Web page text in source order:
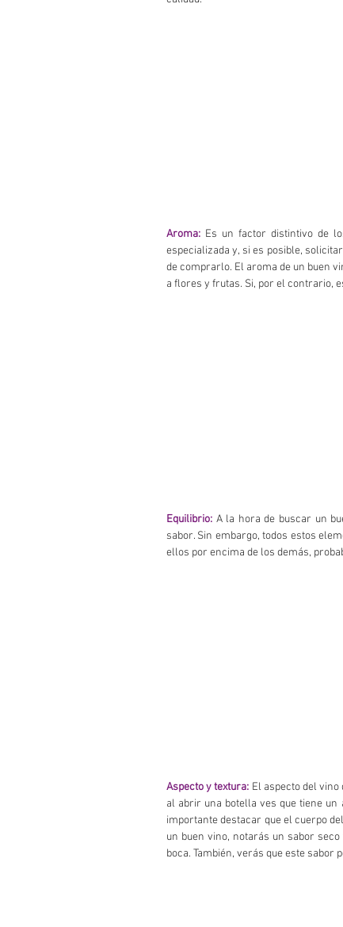
Aroma: Es un factor distintivo de
especializada y, si es posible,
de comprarlo. El aroma de un buen
a flores y frutas. Si, por el contrario,
Equilibrio: A la hora de buscar un
sabor. Sin embargo, todos estos
ellos por encima de los demás,
Aspecto y textura: El aspecto del
al abrir una botella ves que tiene un
importante destacar que el cuerpo
un buen vino, notarás un sabor
boca. También, verás que este sabor